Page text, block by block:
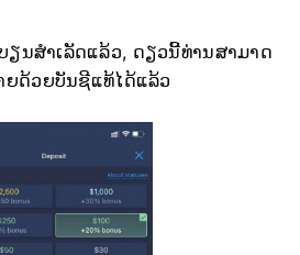
ຽນສຳເລັດແລ້ວ, ດຽວນີ້ທ່ານສາມາດ
ຍດ້ວຍບັນຊີແທ້ໄດ້ແລ້ວ